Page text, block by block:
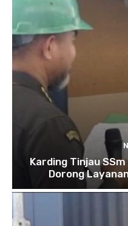
Karding Tinjau
Dorong